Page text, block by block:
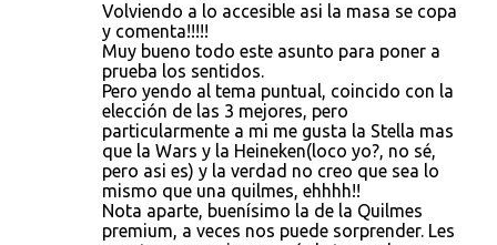
Volviendo a lo accesible asi la masa se copa
y comenta!!!!!
Muy bueno todo este asunto para poner a
prueba los sentidos.
Pero yendo al tema puntual, coincido con la
elección de las 3 mejores, pero
particularmente a mi me gusta la Stella mas
que la Wars y la Heineken(loco yo?, no sé,
pero asi es) y la verdad no creo que sea lo
mismo que una quilmes, ehhhh!!
Nota aparte, buenísimo la de la Quilmes
premium, a veces nos puede sorprender. Les